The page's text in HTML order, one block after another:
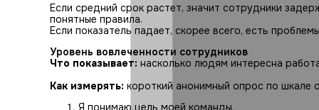
Если средний срок растет, значит сотрудники
понятные правила.
Если показатель падает, скорее всего, есть
Уровень вовлеченности сотрудников
Что показывает: насколько людям интересна
Как измерять: короткий анонимный опрос по
Я понимаю цель моей команды.